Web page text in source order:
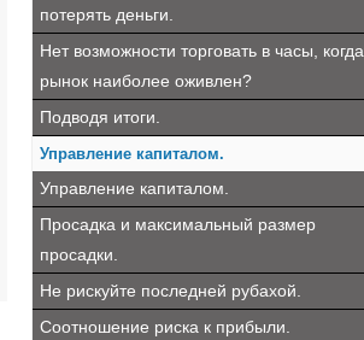
потерять деньги.
Нет возможности торговать в часы, когда
рынок наиболее оживлен?
Подводя итоги.
Управление капиталом.
Управление капиталом.
Просадка и максимальный размер
просадки.
Не рискуйте последней рубахой.
Соотношение риска к прибыли.